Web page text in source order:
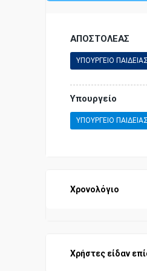
ΑΠΟΣΤΟΛΕΑΣ
ΥΠΟΥΡΓΕΙΟ
Υπουργείο
ΥΠΟΥΡΓΕΙΟ
Χρονολόγιο
Χρήστες είδαν